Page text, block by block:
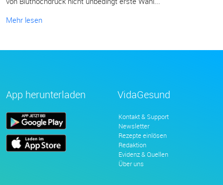
Mehr lesen
App herunterladen VidaGesund
Kontakt & Support
Newsletter
Rezepte einlösen
Redaktion
Evidenz & Quellen
Über uns